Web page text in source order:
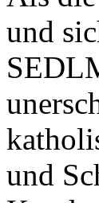
und
und